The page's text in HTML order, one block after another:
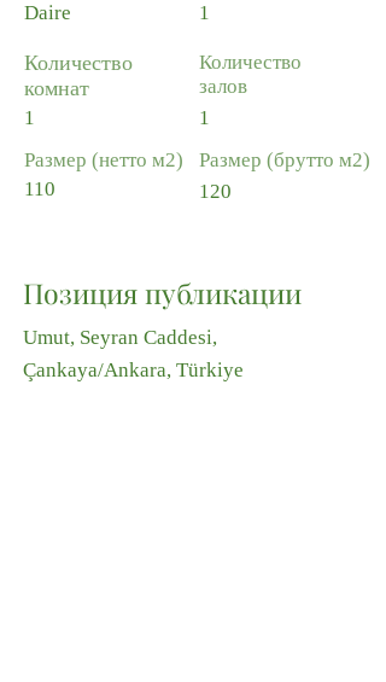
Daire
Количество
комнат
1
Размер (нетто м2)
110
1
Количество
залов
1
Размер (брутто м2)
120
Позиция публикации
Umut, Seyran Caddesi,
Çankaya/Ankara, Türkiye